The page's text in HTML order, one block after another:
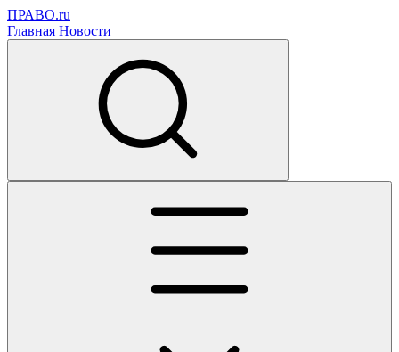
ПРАВО.ru
Главная Новости